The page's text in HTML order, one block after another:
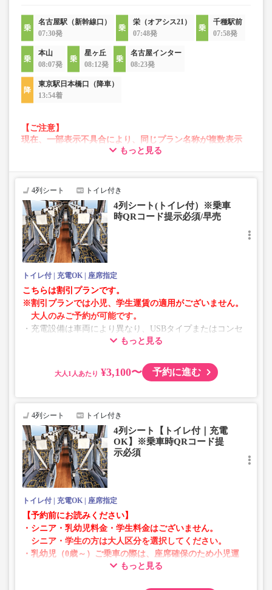
名古屋駅（新幹線口）
07:30発
栄（オアシス21）
07:48発
千種駅前
07:58発
本山
08:07発
星ヶ丘
08:12発
名古屋インター
08:23発
東京駅日本橋口（降車）
13:54着
【ご注意】
現在、一部表示不具合により、同じプラン名称が複数表示
される場合がございます。
います。
お手数をおかけいたしますが、エラー表示が出た場合は、
たします。
もっと見る
4列シート トイレ付き
4列シート(トイレ付）※乗車
時QRコード提示必須/早売
トイレ付 充電OK 座席指定
こちらは割引プランです。
※割引プランでは小児、学生運賃の適用がございません。
大人のみご予約が可能です。
・充電設備は車両により異なり、USBタイプまたはコンセ
ントタイプでのご用意となります。
仕様が変更となる場合がございます。あらかじめご了承く
ださい。
もっと見る
大人 ¥3,100〜 予約に進む
4列シート トイレ付き
4列シート【トイレ付｜充電
OK】※乗車時QRコード提
示必須
トイレ付 充電OK 座席指定
【予約前にお読みください】
・シニア・乳幼児料金・学生料金はございません。
シニア・学生の方は大人区分を選択してください。
・乳幼児（0歳～）ご乗車の際は、座席確保のため小児運
賃での乗車券が必要です。もっと見る